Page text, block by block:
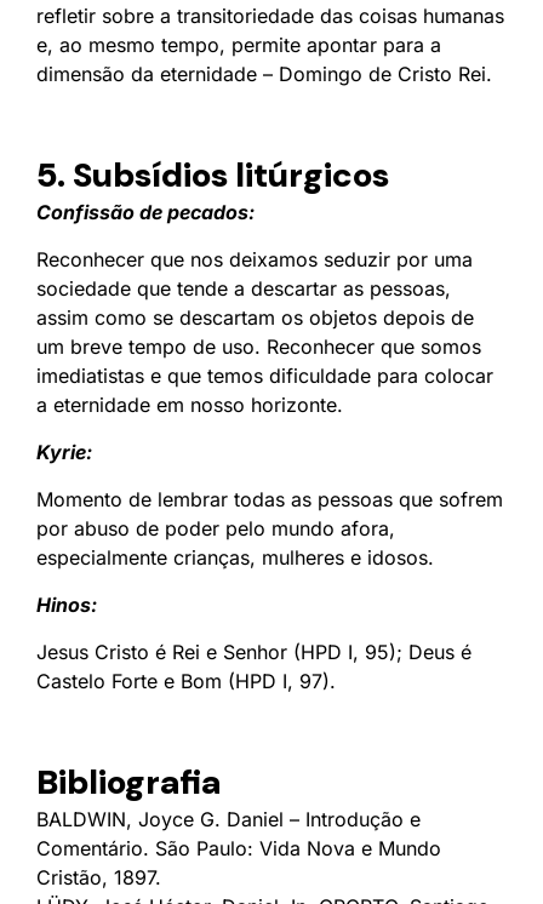
refletir sobre a transitoriedade das coisas humanas
e, ao mesmo tempo, permite apontar para a
dimensão da eternidade – Domingo de Cristo Rei.
5. Subsídios litúrgicos
Confissão de pecados:
Reconhecer que nos deixamos seduzir por uma
sociedade que tende a descartar as pessoas,
assim como se descartam os objetos depois de
um breve tempo de uso. Reconhecer que somos
imediatistas e que temos dificuldade para colocar
a eternidade em nosso horizonte.
Kyrie:
Momento de lembrar todas as pessoas que sofrem
por abuso de poder pelo mundo afora,
especialmente crianças, mulheres e idosos.
Hinos:
Jesus Cristo é Rei e Senhor (HPD I, 95); Deus é
Castelo Forte e Bom (HPD I, 97).
Bibliografia
BALDWIN, Joyce G. Daniel – Introdução e
Comentário. São Paulo: Vida Nova e Mundo
Cristão, 1897.